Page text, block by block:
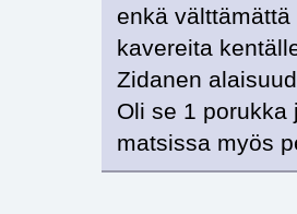
enkä
kavereita
Zidanen
Oli se 1
matsissa myös